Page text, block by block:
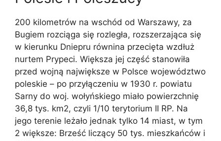
200 kilometrów na wschód od Warszawy, za
Bugiem rozciąga się rozległa, rozszerzająca się
w kierunku Dniepru równina przecięta wzdłuż
nurtem Prypeci. Większa jej część stanowiła
przed wojną największe w Polsce województwo
poleskie – po przyłączeniu w 1930 r. powiatu
Sarny do woj. wołyńskiego miało powierzchnię
36,8 tys. km2, czyli 1/10 terytorium II RP. Na
jego terenie leżało jednak tylko 14 miast, w tym
2 większe: Brześć liczący 50 tys. mieszkańców i